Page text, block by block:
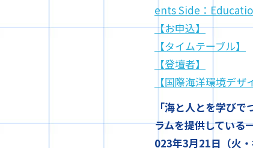
ents Side：
【お申込】
【タイムテーブル】
【登壇者】
【国際海洋環境デザ
「海と人とを学び
ラムを提供している
023年3月21日（火